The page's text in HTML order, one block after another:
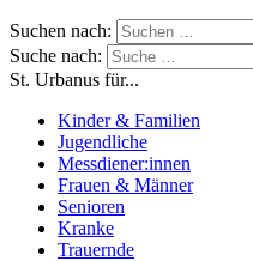
Suchen nach:
Suche nach:
St. Urbanus für...
Kinder & Familien
Jugendliche
Messdiener:innen
Frauen & Männer
Senioren
Kranke
Trauernde